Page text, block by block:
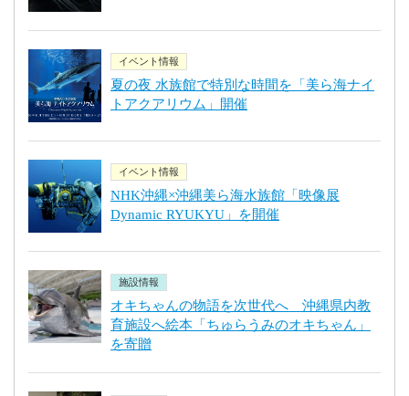
イベント情報
夏の夜 水族館で特別な時間を「美ら海ナイ
トアクアリウム」開催
イベント情報
NHK沖縄×沖縄美ら海水族館「映像展
Dynamic RYUKYU」を開催
施設情報
オキちゃんの物語を次世代へ 沖縄県内教
育施設へ絵本「ちゅらうみのオキちゃん」
を寄贈